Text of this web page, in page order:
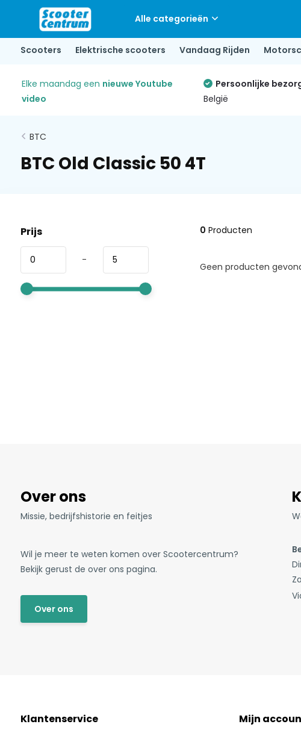
Alle categorieën
Scooters Elektrische scooters Vandaag Rijden
Elke maandag een nieuwe Youtube
video
Persoonlijke
België
BTC
BTC Old Classic 50 4T
Prijs
-
0 Producten
Geen producten
Over ons
Missie, bedrijfshistorie en feitjes
Wil je meer te weten komen over Scootercentrum?
Bekijk gerust de over ons pagina.
Over ons
Klantenservice Mijn